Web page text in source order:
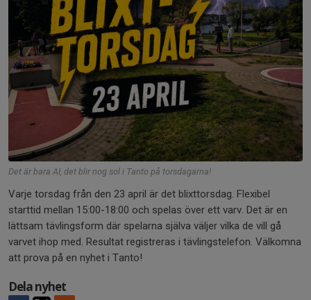
Det är bara AI, det blir nog sol i Tanto på torsdagarna!
Varje torsdag från den 23 april är det blixttorsdag. Flexibel
starttid mellan 15:00-18:00 och spelas över ett varv. Det är en
lättsam tävlingsform där spelarna själva väljer vilka de vill gå
varvet ihop med. Resultat registreras i tävlingstelefon. Välkomna
att prova på en nyhet i Tanto!
Dela nyhet